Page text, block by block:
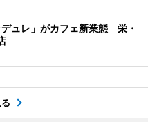
ュレ」がカフェ新業態 栄・